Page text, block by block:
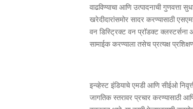
वाढविण्याचा आणि उत्पादनाची गुणवत्ता
खरेदीदारांसमोर सादर करण्यासाठी
वन डिस्ट्रिक्ट वन प्रॉडक्ट क्लस्टर्सना
सामाईक करण्याला तसेच प्रत्यक्ष
इन्व्हेस्ट इंडियाचे एमडी आणि सीईओ
जागतिक स्तरावर प्रचार करण्यासाठी